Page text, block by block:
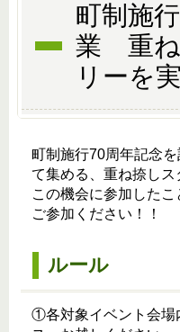
町制施
業 重ね
リーを
町制施行70周年記念
て集める、重ね捺しス
この機会に参加した
ご参加ください！！
ルール
①各対象イベント会場